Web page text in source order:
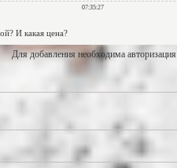
Для добавления необходима авторизация